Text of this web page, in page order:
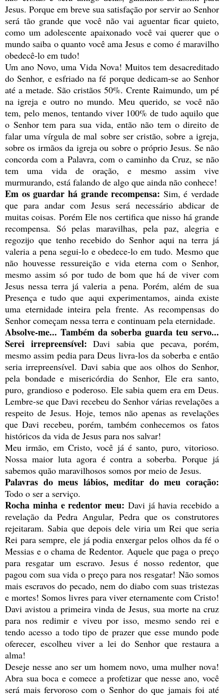
Jesus. Porque em breve sua satisfação por servir ao Senhor
será tão grande que você não vai aguentar ficar quieto,
como um adolescente apaixonado você vai querer que o
mundo saiba o quanto você ama Jesus e como é maravilho
obedecê-lo em tudo!
Um ano Novo, uma Vida Nova! Muitos tem desacreditado
do Senhor, e esfriado na fé porque dedicam-se ao Senhor
até a metade. São cristãos 50%. Crente Raimundo, um pé
na igreja e outro no mundo. Meu querido, se você não
tem, pelo menos, tentando viver 100% de tudo aquilo que
o Senhor tem para sua vida, então não tem o direito de
falar uma vírgula de mal sobre ser cristão, sobre a igreja,
sobre os irmãos da igreja ou sobre o próprio Jesus. Se não
concorda com a Palavra, com o caminho da Cruz, se não
tem uma vida de oração, e mesmo assim vive
murmurando, está falando de algo que ainda não conhece!
Em os guardar há grande recompensa: Sim, é verdade
que para andar com Jesus será necessário abdicar de
muitas coisas. Porém Ele nos certifica que nisso há grande
recompensa. Só pelas maravilhas, pela paz, alegria e
regozijo que tenho recebido do Senhor aqui na terra já
valeria a pena segui-lo e obedece-lo em tudo. Mesmo que
não houvesse ressureição e vida eterna com o Senhor,
mesmo assim só por tudo de bom que há de viver com
Jesus nessa terra já valeria a pena. Porém, além de sua
Presença e tudo que aqui experimentamos, ainda existe
uma eternidade inteira pela frente. As recompensas do
Senhor começam nessa terra e continuam pela eternidade.
Absolve-me... Também da soberba guarda teu servo...
Serei irrepreensível: Davi sabia que pecava, porém,
mesmo assim pedia para Deus livra-los da soberba e então
seria irrepreensível. Davi sabia que aos olhos do Senhor,
pela bondade e misericórdia do Senhor, Ele era santo,
puro, grandioso e poderoso. Ele sabia quem era em Deus.
Lembre-se que Davi recebeu do Senhor várias revelações a
respeito de Jesus. Hoje, temos não apenas as revelações
que Davi recebeu, porém, também conhecemos os fatos
históricos da vida de Jesus para nos salvar!
Meu irmão, em Cristo, você já é santo, puro, vitorioso.
Nossa maior luta agora é contra a soberba. Porque já
sabemos quão maravilhosos somos por meio de Jesus.
Palavras do meus lábios, meditar do meu coração:
Todo o ser a serviço.
Rocha minha e redentor meu: Davi já havia recebido a
revelação da Pedra Angular, Pedra que os construtores
rejeitaram. Sabia que depois dele viria um Rei que seria
Rei para sempre, ele já podia enxergar pelos olhos da fé o
Messias e o chama de Redentor. Aquele que paga o preço
para resgatar um escravo. Jesus é nosso redentor, que
pagou com sua vida o preço para nos resgatar! Não somos
mais escravos do pecado, nem do diabo com suas tristezas
e mortes! Somos livres para viver eternamente com Cristo!
Davi avistou a primeira vinda de Jesus, sua morte na cruz
para nos redimir e viveu por isso, mesmo sendo rei e
tendo acesso a todo tipo de prazer que esse mundo pode
oferecer, escolheu viver a lei do Senhor que restaura a
alma!
Deseje nesse ano ser um homem novo, uma mulher nova!
Abra sua boca e comece a profetizar que nesse ano, você
será mais fervoroso com o Senhor do que jamais foi até